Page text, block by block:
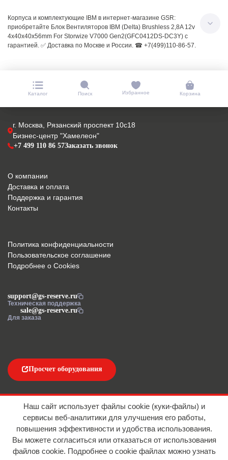
Корпуса и комплектующие IBM в интернет-магазине GSR:
приобретайте Блок Вентиляторов IBM (Delta) Brushless 2,8A 12v
4x40x40x56mm For Storwize V7000 Gen2(GFC0412DS-DC3Y) с
гарантией. ✅ Доставка по Москве и России. ☎ +7(499)110-86-57.
Каталог Поиск Избранное Корзина
г. Москва, Рязанский проспект 10с18
Бизнес-центр "Хамелеон"
+7 499 110 86 57Заказать звонок
support@gs-reserve.ru
Техническая поддержка
sale@gs-reserve.ru
Для заказа
О компании
Доставка и оплата
Поддержка и гарантия
Контакты
Просчет оборудования
Политика конфиденциальности
Пользовательское соглашение
Подробнее о Cookies
Наш сайт использует файлы cookie (куки-файлы) и
сервисы веб-аналитики для улучшения его работы,
повышения эффективности и удобства использования.
Вы можете согласиться или отказаться от использования
файлов сookie. Подробнее о cookie файлах можно узнать